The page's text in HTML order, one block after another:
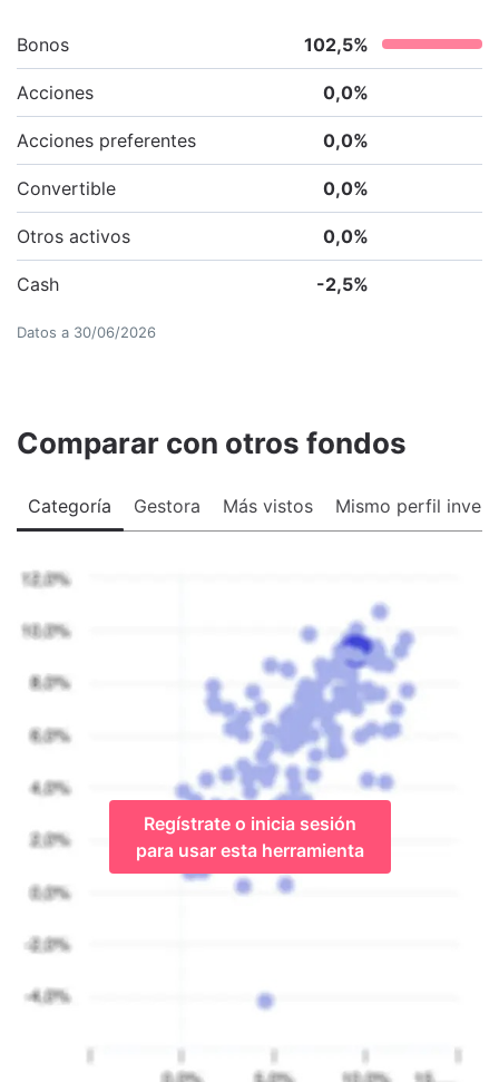
Bonos 102,5%
Acciones 0,0%
Acciones preferentes 0,0%
Convertible 0,0%
Otros activos 0,0%
Cash -2,5%
Datos a 30/06/2026
Comparar con otros fondos
Categoría Gestora Más vistos Mismo perfil
Regístrate o inicia sesión
para usar esta herramienta